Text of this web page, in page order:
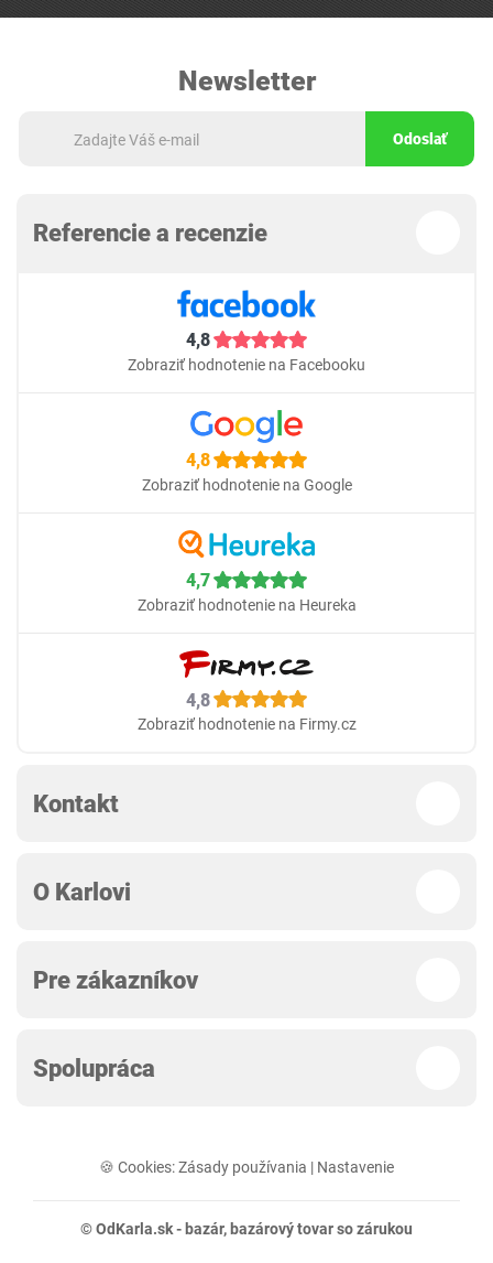
Newsletter
Odoslať
Referencie a recenzie
4,8
Zobraziť hodnotenie na Facebooku
4,8
Zobraziť hodnotenie na Google
4,7
Zobraziť hodnotenie na Heureka
4,8
Zobraziť hodnotenie na Firmy.cz
Kontakt
O Karlovi
Pre zákazníkov
Spolupráca
🍪 Cookies:Zásady používania | Nastavenie
© OdKarla.sk - bazár, bazárový tovar so zárukou